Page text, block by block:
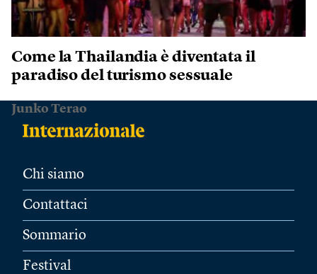
Come la Thailandia è diventata il
paradiso del turismo sessuale
Junko Terao
Chi siamo
Contattaci
Sommario
Festival